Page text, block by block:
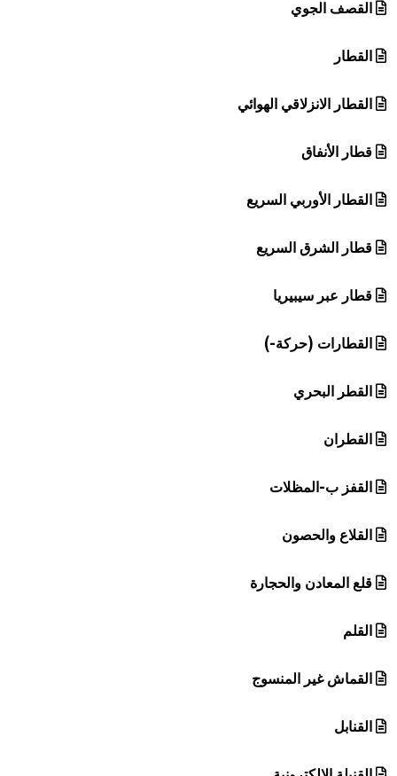
القصف الجوي
القطار
القطار الانزلاقي الهوائي
قطار الأنفاق
القطار الأوربي السريع
قطار الشرق السريع
قطار عبر سيبيريا
القطارات (حركة-)
القطر البحري
القطران
القفز ب-المظلات
القلاع والحصون
قلع المعادن والحجارة
القلم
القماش غير المنسوج
القنابل